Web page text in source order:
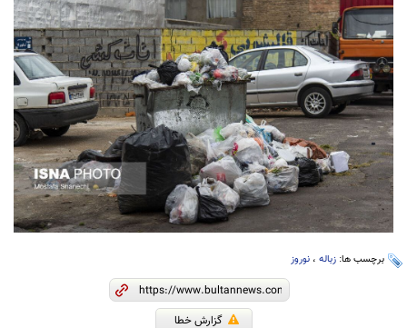
برچسب ها: زباله ، نوروز
گزارش خطا